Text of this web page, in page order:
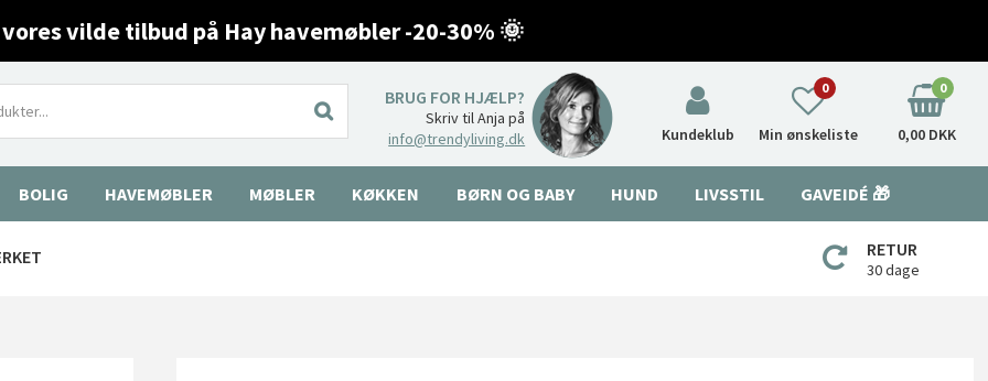
vores vilde tilbud på Hay havemøbler -20-30% 🌞
BRUG FOR HJÆLP?
Skriv til Anja på
info@trendyliving.dk
Kundeklub Min ønskeliste
0 0
0,00 DKK
BOLIG HAVEMØBLER MØBLER KØKKEN BØRN OG BABY HUND LIVSSTIL GAVEIDÉ 🎁
RETUR
30 dage